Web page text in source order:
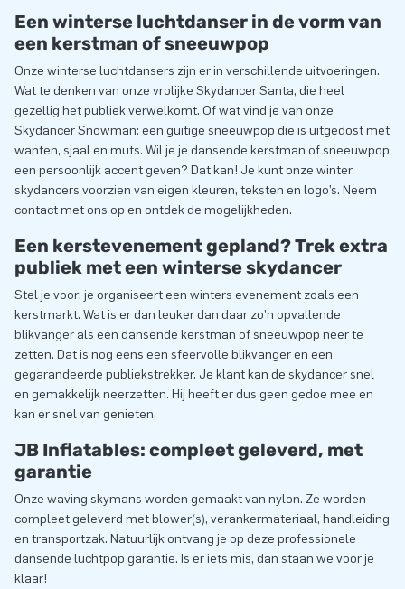
Een winterse luchtdanser in de vorm van
een kerstman of sneeuwpop
Onze winterse luchtdansers zijn er in verschillende uitvoeringen.
Wat te denken van onze vrolijke Skydancer Santa, die heel
gezellig het publiek verwelkomt. Of wat vind je van onze
Skydancer Snowman: een guitige sneeuwpop die is uitgedost met
wanten, sjaal en muts. Wil je je dansende kerstman of sneeuwpop
een persoonlijk accent geven? Dat kan! Je kunt onze winter
skydancers voorzien van eigen kleuren, teksten en logo’s. Neem
contact met ons op en ontdek de mogelijkheden.
Een kerstevenement gepland? Trek extra
publiek met een winterse skydancer
Stel je voor: je organiseert een winters evenement zoals een
kerstmarkt. Wat is er dan leuker dan daar zo’n opvallende
blikvanger als een dansende kerstman of sneeuwpop neer te
zetten. Dat is nog eens een sfeervolle blikvanger en een
gegarandeerde publiekstrekker. Je klant kan de skydancer snel
en gemakkelijk neerzetten. Hij heeft er dus geen gedoe mee en
kan er snel van genieten.
JB Inflatables: compleet geleverd, met
garantie
Onze waving skymans worden gemaakt van nylon. Ze worden
compleet geleverd met blower(s), verankermateriaal, handleiding
en transportzak. Natuurlijk ontvang je op deze professionele
dansende luchtpop garantie. Is er iets mis, dan staan we voor je
klaar!